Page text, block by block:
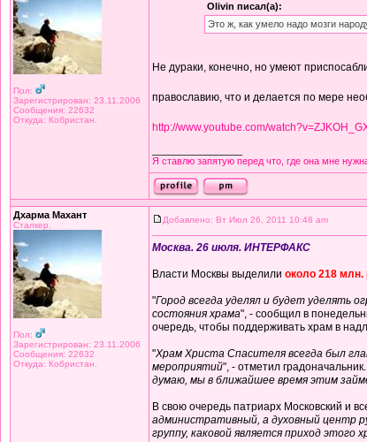
Пол:
Зарегистрирован: 23.11.2006
Сообщения: 22632
Откуда: Кобристан.
Olivin писал(а):
Это ж, как умело надо мозги
Не дураки, конечно, но умеют
православию, что и делается по мере
http://www.youtube.com/
Я ставлю запятую перед что, где она мне
Дхарма Махант
Сталкер.
Пол:
Зарегистрирован: 23.11.2006
Сообщения: 22632
Откуда: Кобристан.
Добавлено: Вт Июл 26, 2011 10:48 am
Москва. 26 июля. ИНТЕРФАКС
Власти Москвы выделили около 218 млн.
"Город всегда уделял и будет уделять
состояния храма", - сообщил в
очередь, чтобы поддерживать храм в
"Храм Христа Спасителя всегда был
мероприятий", - отметил
думаю, мы в ближайшее время этим
В свою очередь патриарх Московский и
административный, а духовный центр
группу, каковой является приход этого